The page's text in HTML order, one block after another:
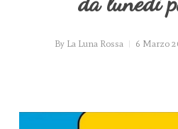
By La Luna Rossa 6 Marzo